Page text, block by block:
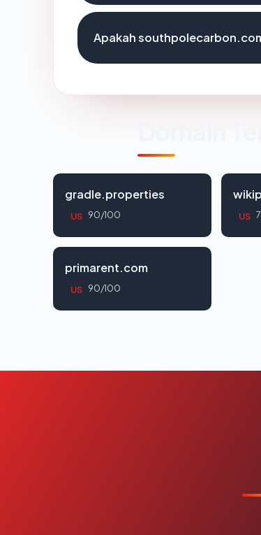
Apakah
gradle.properties
US 90/100 US
primarent.com
US 90/100